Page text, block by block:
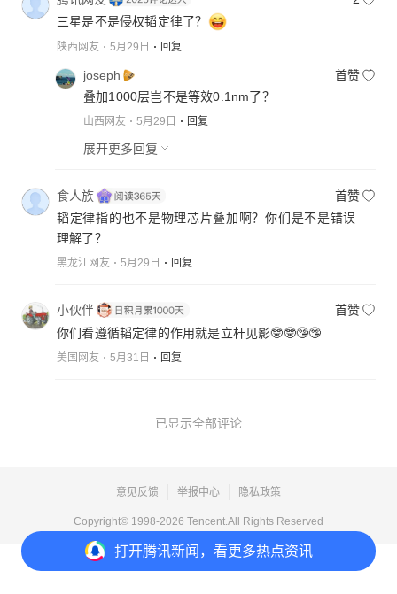
打开腾讯新闻，看更多热点资讯
三星是不是侵权韬定律了？
陕西网友 5月29日 回复
joseph
首赞
叠加1000层岂不是等效0.1nm了？
山西网友 5月29日 回复
展开更多回复
食人族
首赞
韬定律指的也不是物理芯片叠加啊？你们是不是错误
理解了？
黑龙江网友 5月29日 回复
小伙伴
首赞
你们看遵循韬定律的作用就是立杆见影🤓🤓🤥🤥
美国网友 5月31日 回复
已显示全部评论
意见反馈 举报中心 隐私政策
Copyright© 1998-2026 Tencent.All Rights Reserved